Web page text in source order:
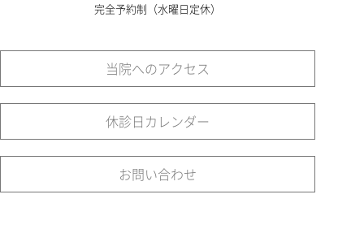
完全予約制（水曜日定休）
当院へのアクセス
休診日カレンダー
お問い合わせ